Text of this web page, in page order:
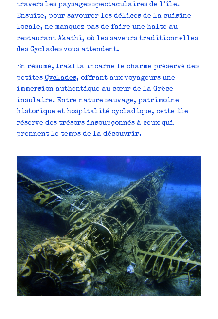
travers les paysages spectaculaires de l’île.
Ensuite, pour savourer les délices de la cuisine
locale, ne manquez pas de faire une halte au
restaurant Akathi, où les saveurs traditionnelles
des Cyclades vous attendent.
En résumé, Iraklia incarne le charme préservé des
petites Cyclades, offrant aux voyageurs une
immersion authentique au cœur de la Grèce
insulaire. Entre nature sauvage, patrimoine
historique et hospitalité cycladique, cette île
réserve des trésors insoupçonnés à ceux qui
prennent le temps de la découvrir.